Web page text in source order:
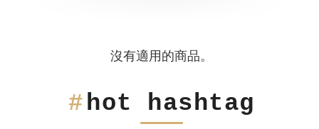
沒有適用的商品。
hot hashtag